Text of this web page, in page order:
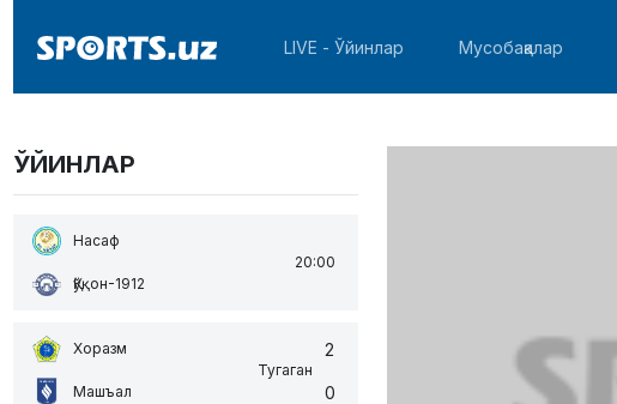
LIVE - Ўйинлар Мусобақалар
ЎЙИНЛАР
Насаф
Қўқон-1912
20:00
Хоразм
Машъал
Тугаган
2
0